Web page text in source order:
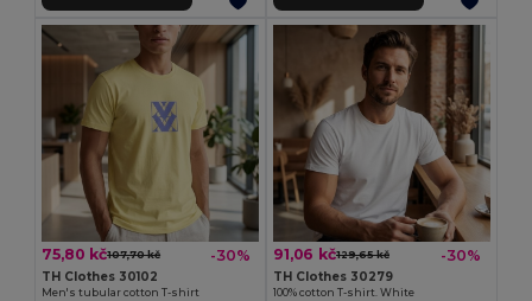
75,80 kč107,70 kč -30%
TH Clothes 30102
Men's tubular cotton T-shirt
91,06 kč129,65 kč -30%
TH Clothes 30279
100% cotton T-shirt. White